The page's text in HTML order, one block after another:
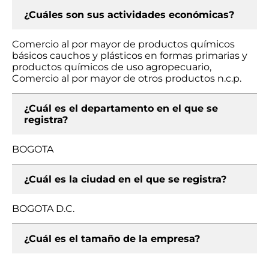
¿Cuáles son sus actividades económicas?
Comercio al por mayor de productos químicos
básicos cauchos y plásticos en formas primarias y
productos químicos de uso agropecuario,
Comercio al por mayor de otros productos n.c.p.
¿Cuál es el departamento en el que se
registra?
BOGOTA
¿Cuál es la ciudad en el que se registra?
BOGOTA D.C.
¿Cuál es el tamaño de la empresa?